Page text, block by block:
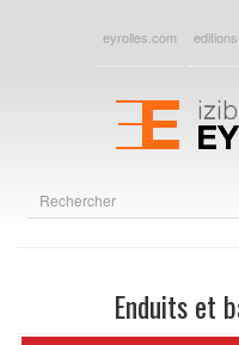
eyrolles.com
Enduits et